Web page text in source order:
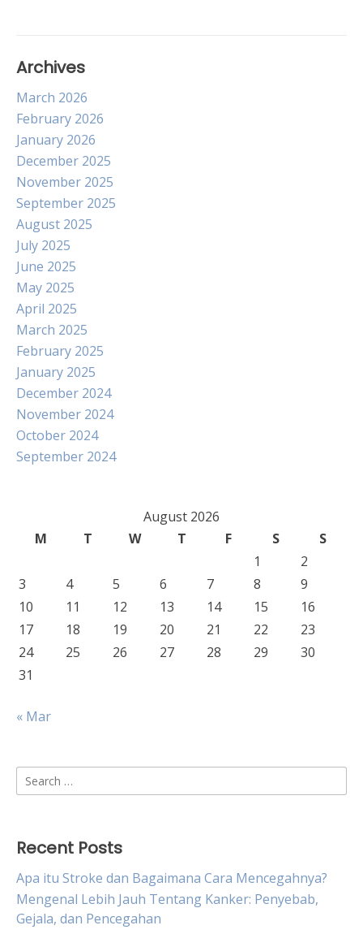
Archives
March 2026
February 2026
January 2026
December 2025
November 2025
September 2025
August 2025
July 2025
June 2025
May 2025
April 2025
March 2025
February 2025
January 2025
December 2024
November 2024
October 2024
September 2024
August 2026
M
T W T F S
S
1
2
3
4 5 6 7 8
9
10
11 12 13 14 15
16
17
18 19 20 21 22
23
24
25 26 27 28 29
30
31
« Mar
Search
for:
Recent Posts
Apa itu Stroke dan Bagaimana Cara Mencegahnya?
Mengenal Lebih Jauh Tentang Kanker: Penyebab,
Gejala, dan Pencegahan